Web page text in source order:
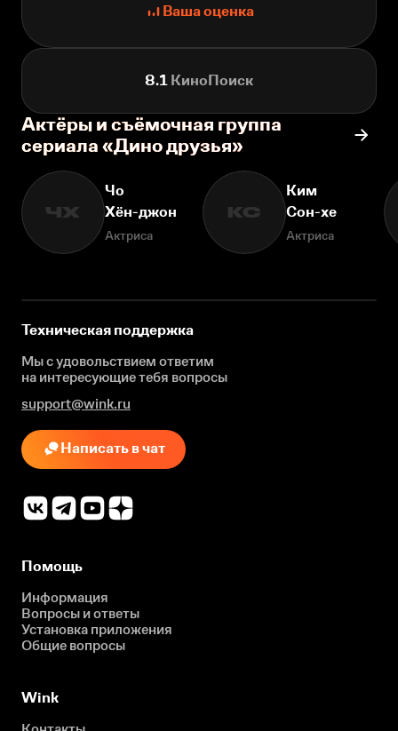
Ваша оценка
8.1 КиноПоиск
Актёры и съёмочная группа
сериала «Дино друзья»
ЧХ
Чо
Хён-джон
Актриса
КС
Ким
Сон-хе
Актриса
Техническая поддержка
Мы с удовольствием ответим
на интересующиетебя вопросы
support@wink.ru
Написать в чат
Помощь
Информация
Вопросы и ответы
Установка приложения
Общие вопросы
Wink